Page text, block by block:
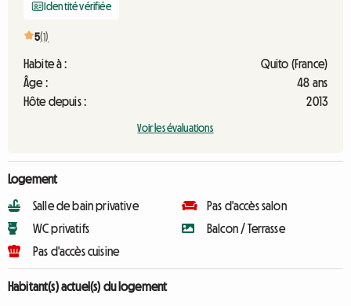
Identité vérifiée
5(1)
Habite à :
Quito (France)
Âge :
48 ans
Hôte depuis :
2013
Voir les évaluations
Logement
Salle de bain privative
WC privatifs
Pas d'accès cuisine
Pas d'accès salon
Balcon / Terrasse
Habitant(s) actuel(s) du logement